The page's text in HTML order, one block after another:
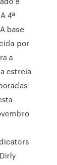
4ª
base
por
a
estreia